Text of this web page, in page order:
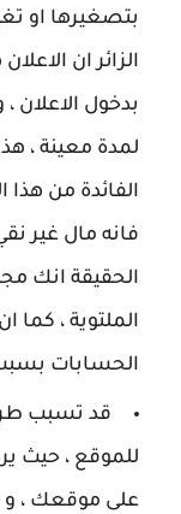
بتصغيرها او
بدخول الاعلان
لمدة معينة ،
الفائدة من هذا
فانه مال غير
الحقيقة انك
الملتوية ،
الحسابات
قد تسبب
للموقع ، حيث
على موقعك ، و